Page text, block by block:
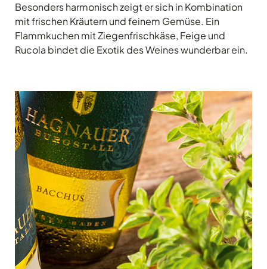
Besonders harmonisch zeigt er sich in Kombination
mit frischen Kräutern und feinem Gemüse. Ein
Flammkuchen mit Ziegenfrischkäse, Feige und
Rucola bindet die Exotik des Weines wunderbar ein.